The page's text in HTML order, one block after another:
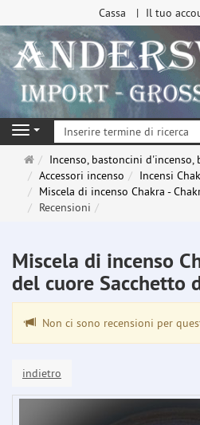
Cassa Il tuo
Navigation
Pagina
principale
Incenso, bastoncini d'incenso,
Accessori incenso
Incensi
Miscela di incenso Chakra -
Recensioni
Miscela di incenso
del cuore Sacchetto
Non ci sono recensioni per
indietro